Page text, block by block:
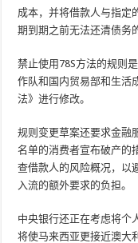
成本，并将借款人与指定
期到期之前无法还清债务
禁止使用78S方法的规则
作队和国内贸易部和生活
法》进行修改。
规则变更草案还要求金融
名单的消费者宣布破产的
查借款人的风险概况，以
入流的额外要求的负担。
中央银行还正在考虑将个
将使马来西亚更接近澳大